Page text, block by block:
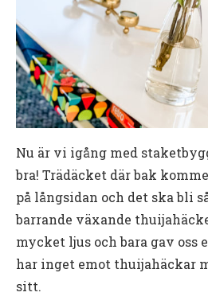
Nu är vi igång med
bra! Trädäcket där bak
på långsidan och det ska bli
barrande växande
mycket ljus och bara gav oss
har inget emot thuijahäckar
sitt.